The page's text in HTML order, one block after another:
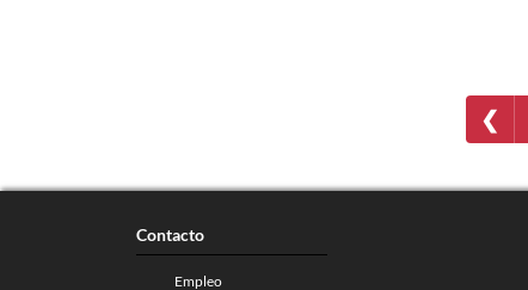
❮
Contacto
Empleo